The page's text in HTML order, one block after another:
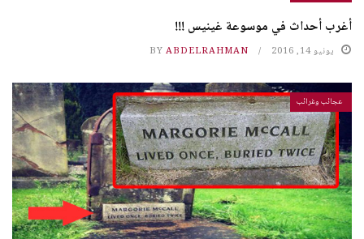
أغرب أحداث في موسوعة غينيس !!!
يونيو 14, 2016 BY ABDELRAHMAN
عجائب وغرائب